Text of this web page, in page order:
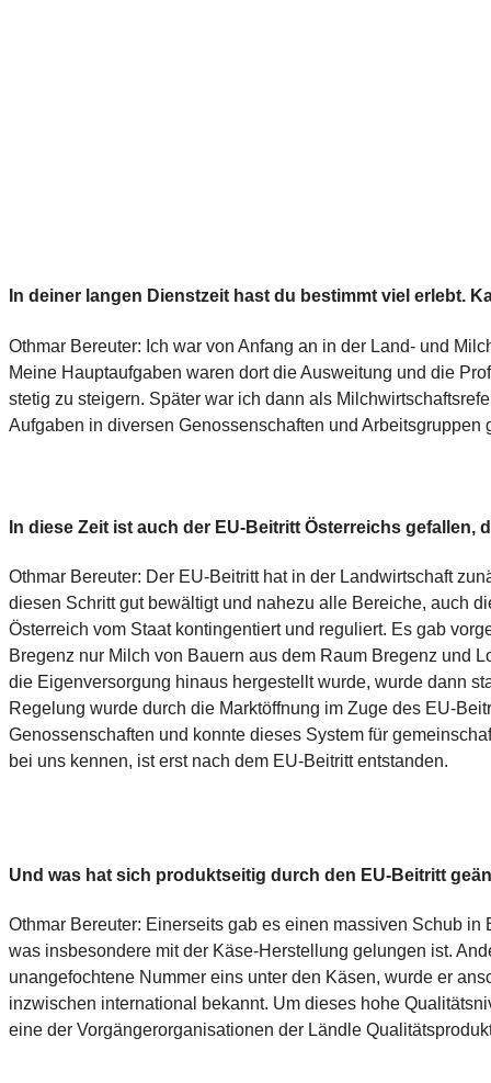
In deiner langen Dienstzeit hast du bestimmt viel erlebt.
Othmar Bereuter: Ich war von Anfang an in der Land- und
Meine Hauptaufgaben waren dort die Ausweitung und die
stetig zu steigern. Später war ich dann als
Aufgaben in diversen Genossenschaften und
In diese Zeit ist auch der EU-Beitritt Österreichs
Othmar Bereuter: Der EU-Beitritt hat in der Landwirtschaft
diesen Schritt gut bewältigt und nahezu alle Bereiche, auch
Österreich vom Staat kontingentiert und reguliert. Es gab
Bregenz nur Milch von Bauern aus dem Raum Bregenz und
die Eigenversorgung hinaus hergestellt wurde, wurde dann
Regelung wurde durch die Marktöffnung im Zuge des EU-
Genossenschaften und konnte dieses System für
bei uns kennen, ist erst nach dem EU-Beitritt entstanden.
Und was hat sich produktseitig durch den EU-Beitritt
Othmar Bereuter: Einerseits gab es einen massiven Schub
was insbesondere mit der Käse-Herstellung gelungen ist.
unangefochtene Nummer eins unter den Käsen, wurde er
inzwischen international bekannt. Um dieses hohe
eine der Vorgängerorganisationen der Ländle